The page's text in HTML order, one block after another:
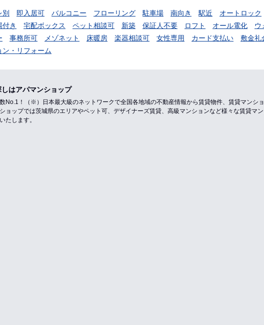
即入居可 バルコニー フローリング 駐車場 南向き 駅近 オートロック
き
宅配ボックス ペット相談可 新築 保証人不要 ロフト オール電化 ウ
事務所可 メゾネット 床暖房 楽器相談可 女性専用 カード支払い 敷金礼
ン・リフォーム
はアパマンショップ
No.1！（※）日本最大級のネットワークで全国各地域の不動産情報から賃貸物件、賃貸マンシ
ョップでは茨城県のエリアやペット可、デザイナーズ賃貸、高級マンションなど様々な賃貸マ
たします。